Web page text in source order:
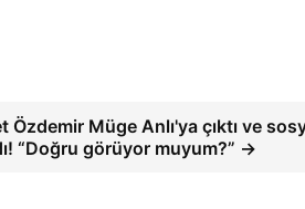
Özdemir Müge Anlı'ya çıktı ve
“Doğru görüyor muyum?” →